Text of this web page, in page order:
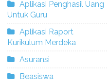
Aplikasi Penghasil Uang
Untuk Guru
Aplikasi Raport
Kurikulum Merdeka
Asuransi
Beasiswa